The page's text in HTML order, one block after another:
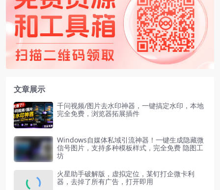
文章展示
千问视频/图片去水印神器，一键搞定水印，本地
完全免费，浏览器拓展插件
Windows自媒体私域引流神器！一键生成隐藏微
信号图片，支持多种模板样式，完全免费 隐图工
坊
火星助手破解版，虚拟定位，某钉打企微卡利
器，去掉了所有广告，打开即用